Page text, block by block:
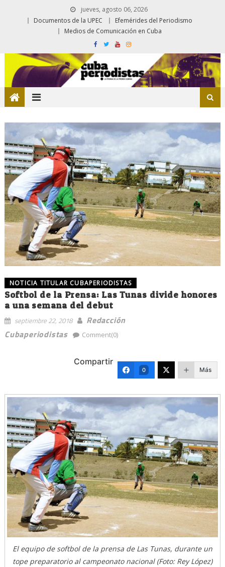
jueves, agosto 06, 2026
Documentos de la UPEC
Efemérides del Periodismo
Medios de Comunicación en Cuba
NOTICIA TITULAR CUBAPERIODISTAS
Softbol de la Prensa: Las Tunas divide honores
a una semana del debut
septiembre 22, 2018
Redacción
Cubaperiodistas
Comment(0)
Compartir
0 Más
El equipo de softbol de la prensa de Las Tunas, durante un
tope preparatorio al campeonato nacional (Foto: Rey López)